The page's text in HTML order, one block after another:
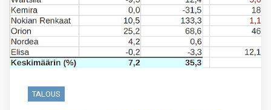
TALOUS